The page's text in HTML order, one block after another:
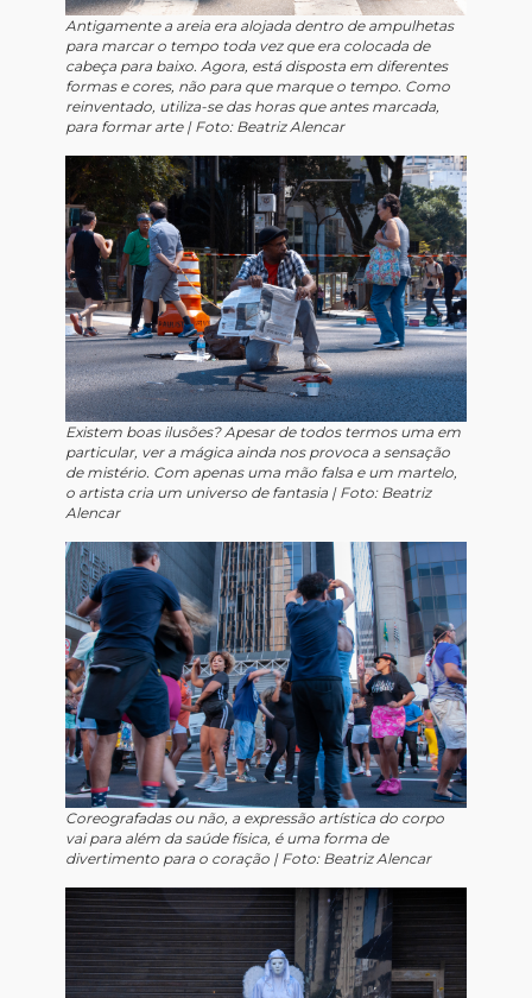
Antigamente a areia era alojada dentro de ampulhetas
para marcar o tempo toda vez que era colocada de
cabeça para baixo. Agora, está disposta em diferentes
formas e cores, não para que marque o tempo. Como
reinventado, utiliza-se das horas que antes marcada,
para formar arte | Foto: Beatriz Alencar
Existem boas ilusões? Apesar de todos termos uma em
particular, ver a mágica ainda nos provoca a sensação
de mistério. Com apenas uma mão falsa e um martelo,
o artista cria um universo de fantasia | Foto: Beatriz
Alencar
Coreografadas ou não, a expressão artística do corpo
vai para além da saúde física, é uma forma de
divertimento para o coração | Foto: Beatriz Alencar